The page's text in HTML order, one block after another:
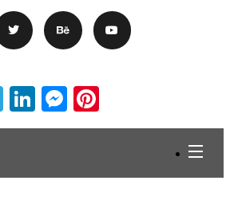
Telegram
LinkedIn
Messenger